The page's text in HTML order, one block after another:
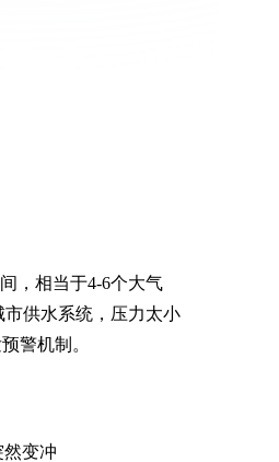
，相当于4-6个大气
供水系统，压力太小
警机制。
变冲